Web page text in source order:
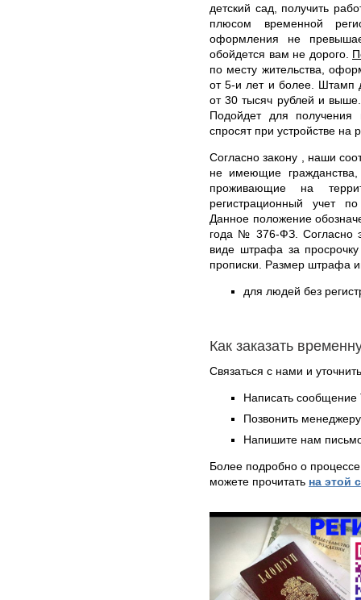
детский сад, получить
плюсом временной
оформления не
обойдется вам не дорого.
по месту жительства,
от 5-и лет и более. Штамп
от 30 тысяч рублей и
Подойдет для получения
спросят при устройстве на
Согласно закону , наши
не имеющие
проживающие на
регистрационный учет
Данное положение
года № 376-ФЗ. Согласно
виде штрафа за
прописки. Размер штрафа
для людей без
Как заказать
Связаться с нами и
Написать
Позвонить
Напишите нам
Более подробно о
можете прочитать на этой